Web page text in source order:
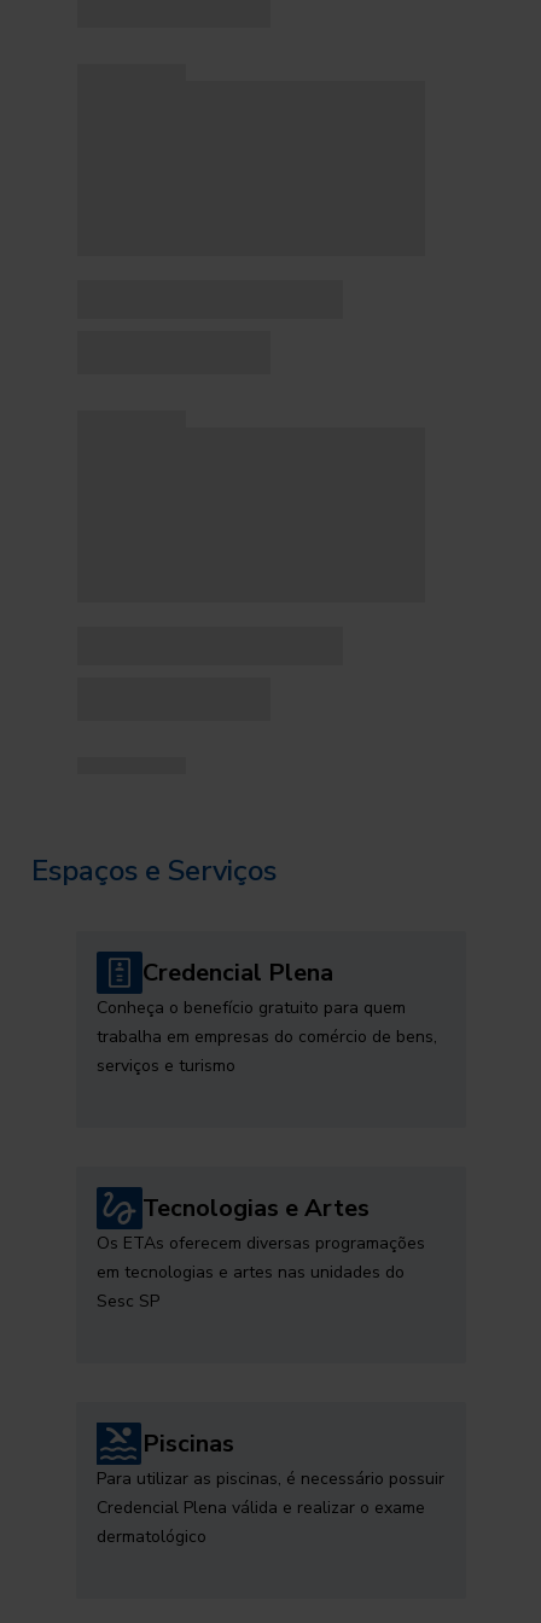
Espaços e Serviços
Credencial Plena
Conheça o benefício gratuito para quem
trabalha em empresas do comércio de bens,
serviços e turismo
Tecnologias e Artes
Os ETAs oferecem diversas programações
em tecnologias e artes nas unidades do
Sesc SP
Piscinas
Para utilizar as piscinas, é necessário possuir
Credencial Plena válida e realizar o exame
dermatológico